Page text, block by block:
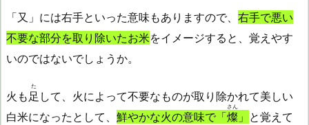
「又」には右手といった意味もありますので、 右手で悪い
不要な部分を取り除いたお米をイメージすると、覚えやす
いのではないでしょうか。
火も足
た
して、火によって不要なものが取り除かれて美しい
白米になったとして、 鮮やかな火の意味で「燦
さん
」 と覚えて